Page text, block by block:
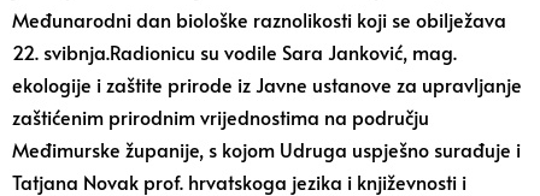
Međunarodni dan biološke raznolikosti koji se obilježava
22. svibnja.Radionicu su vodile Sara Janković, mag.
ekologije i zaštite prirode iz Javne ustanove za upravljanje
zaštićenim prirodnim vrijednostima na području
Međimurske županije, s kojom Udruga uspješno surađuje i
Tatjana Novak prof. hrvatskoga jezika i književnosti i